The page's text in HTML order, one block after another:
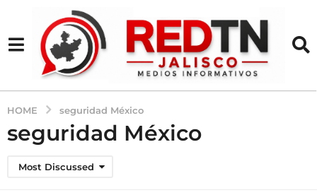
HOME seguridad México
seguridad México
Most Discussed